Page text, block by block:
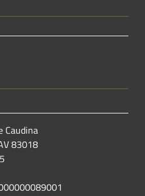
Caudina
83018